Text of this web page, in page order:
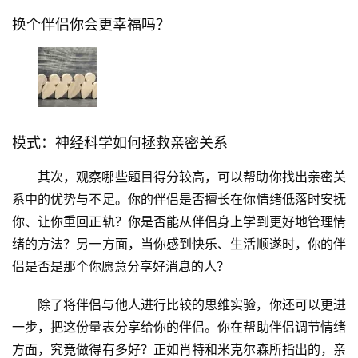
换个伴侣你会更幸福吗？
模式：神经科学如何拯救亲密关系
其次，观察哪些题目得分较高，可以帮助你找出亲密关
系中的优势与不足。你的伴侣是否擅长在你情绪低落时安抚
你、让你重回正轨？你是否能从伴侣身上学到更好地管理情
绪的方法？另一方面，当你感到快乐、生活顺遂时，你的伴
侣是否是那个你愿意分享好消息的人？
除了将伴侣与他人进行比较的思维实验，你还可以更进
一步，把这份量表分享给你的伴侣。你在帮助伴侣调节情绪
方面，究竟做得有多好？正如肖特和米克尔森所指出的，亲